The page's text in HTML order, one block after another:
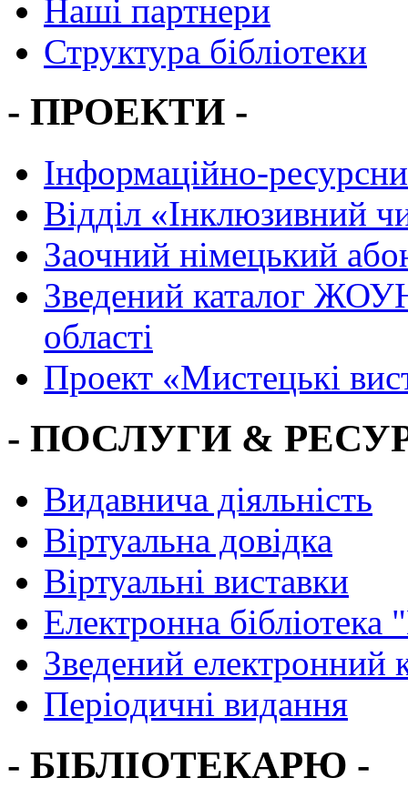
Наші партнери
Структура бібліотеки
- ПРОЕКТИ -
Інформаційно-
Вiддiл «Інклюзивний
Заочний німецький
Зведений каталог
області
Проект «Мистецькі
- ПОСЛУГИ &
Видавнича діяльність
Віртуальна довідка
Віртуальні виставки
Електронна
Зведений електронний
Періодичні видання
- БІБЛІОТЕКАРЮ -